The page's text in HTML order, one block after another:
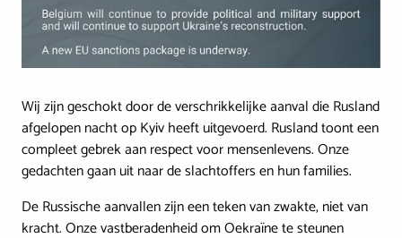
Wij zijn geschokt door de verschrikkelijke aanval die Rusland
afgelopen nacht op Kyiv heeft uitgevoerd. Rusland toont een
compleet gebrek aan respect voor mensenlevens. Onze
gedachten gaan uit naar de slachtoffers en hun families.
De Russische aanvallen zijn een teken van zwakte, niet van
kracht. Onze vastberadenheid om Oekraïne te steunen